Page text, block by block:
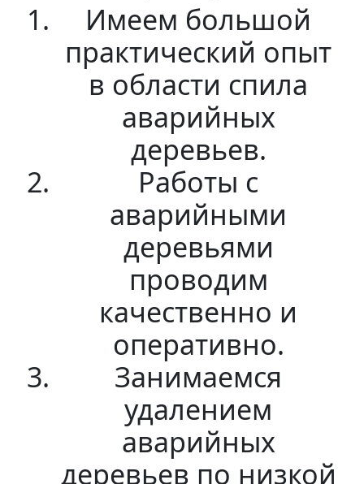
Имеем большой
практический опыт
в области спила
аварийных
деревьев.
Работы с
аварийными
деревьями
проводим
качественно и
оперативно.
Занимаемся
удалением
аварийных
деревьев по низкой